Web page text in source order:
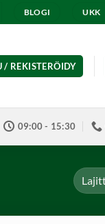
BLOGI UKK
/ REKISTERÖIDY
09:00 - 15:30